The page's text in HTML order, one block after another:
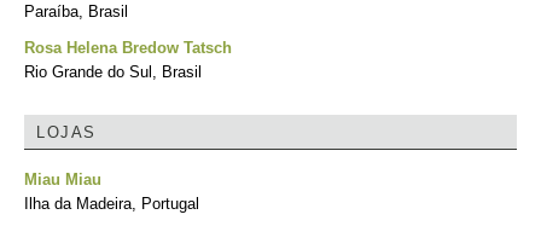
Paraíba, Brasil
Rosa Helena Bredow Tatsch
Rio Grande do Sul, Brasil
LOJAS
Miau Miau
Ilha da Madeira, Portugal